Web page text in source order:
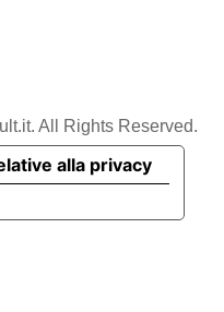
All Rights Reserved.
alla privacy